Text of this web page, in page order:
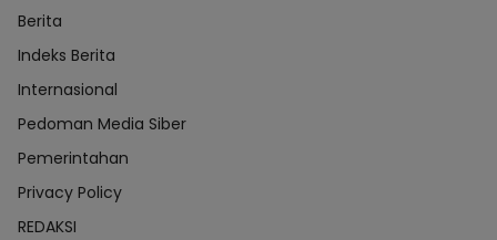
Berita
Indeks Berita
Internasional
Pedoman Media Siber
Pemerintahan
Privacy Policy
REDAKSI